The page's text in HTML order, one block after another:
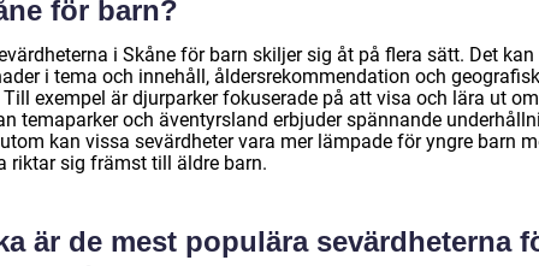
för barn?
i Skåne för barn skiljer sig åt på flera sätt. Det kan
i tema och innehåll, åldersrekommendation och
exempel är djurparker fokuserade på att visa och lära ut
temaparker och äventyrsland erbjuder spännande
kan vissa sevärdheter vara mer lämpade för yngre barn
riktar sig främst till äldre barn.
är de mest populära sevärdheterna